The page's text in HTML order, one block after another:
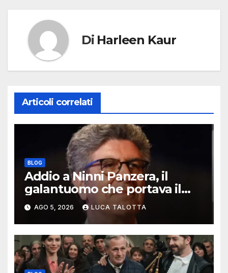
Di Harleen Kaur
Articoli correlati
BLOG
Addio a Ninni Panzera, il
galantuomo che portava il
cinema dove non c’era
AGO 5, 2026 LUCA TALOTTA